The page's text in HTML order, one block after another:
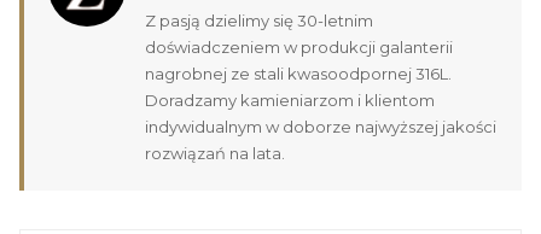
Z pasją dzielimy się 30-letnim
doświadczeniem w produkcji galanterii
nagrobnej ze stali kwasoodpornej 316L.
Doradzamy kamieniarzom i klientom
indywidualnym w doborze najwyższej jakości
rozwiązań na lata.